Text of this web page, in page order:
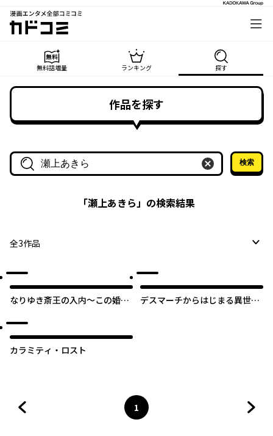
漫画エンタメ全部コミコミ
カドコミ
無料話増量 ランキング 探す
作品を探す
作品名・作家名で探す
検索
「瀬上あきら」の検索結果
全3作品
なりゆき斎王の入内～この婚
デスマーチからはじまる異世界
カラミティ・ロスト
ページ
1
へ